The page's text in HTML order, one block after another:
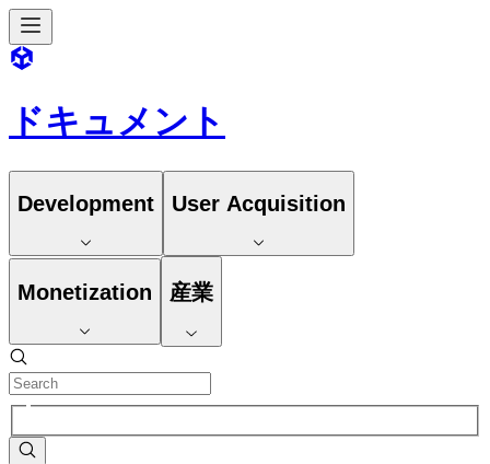
ドキュメント
Development User Acquisition
Monetization 産業